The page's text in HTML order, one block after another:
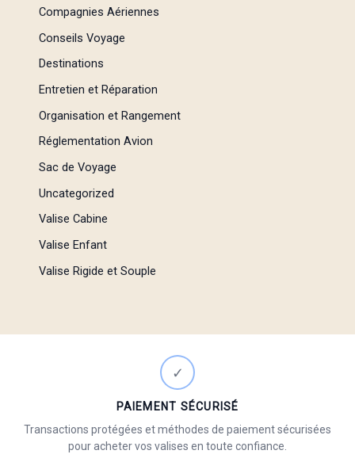
Compagnies Aériennes
Conseils Voyage
Destinations
Entretien et Réparation
Organisation et Rangement
Réglementation Avion
Sac de Voyage
Uncategorized
Valise Cabine
Valise Enfant
Valise Rigide et Souple
✓
PAIEMENT SÉCURISÉ
Transactions protégées et méthodes de paiement sécurisées
pour acheter vos valises en toute confiance.